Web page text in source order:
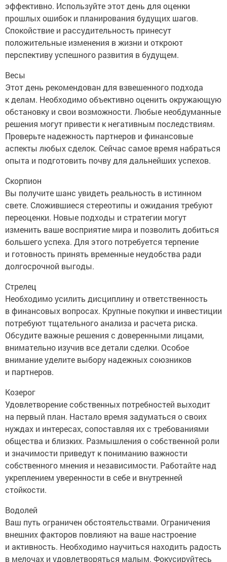
эффективно. Используйте этот день для оценки
прошлых ошибок и планирования будущих шагов.
Спокойствие и рассудительность принесут
положительные изменения в жизни и откроют
перспективу успешного развития в будущем.
Весы
Этот день рекомендован для взвешенного подхода
к делам. Необходимо объективно оценить окружающую
обстановку и свои возможности. Любые необдуманные
решения могут привести к негативным последствиям.
Проверьте надежность партнеров и финансовые
аспекты любых сделок. Сейчас самое время набраться
опыта и подготовить почву для дальнейших успехов.
Скорпион
Вы получите шанс увидеть реальность в истинном
свете. Сложившиеся стереотипы и ожидания требуют
переоценки. Новые подходы и стратегии могут
изменить ваше восприятие мира и позволить добиться
большего успеха. Для этого потребуется терпение
и готовность принять временные неудобства ради
долгосрочной выгоды.
Стрелец
Необходимо усилить дисциплину и ответственность
в финансовых вопросах. Крупные покупки и инвестиции
потребуют тщательного анализа и расчета риска.
Обсудите важные решения с доверенными лицами,
внимательно изучив все детали сделки. Особое
внимание уделите выбору надежных союзников
и партнеров.
Козерог
Удовлетворение собственных потребностей выходит
на первый план. Настало время задуматься о своих
нуждах и интересах, сопоставляя их с требованиями
общества и близких. Размышления о собственной роли
и значимости приведут к пониманию важности
собственного мнения и независимости. Работайте над
укреплением уверенности в себе и внутренней
стойкости.
Водолей
Ваш путь ограничен обстоятельствами. Ограничения
внешних факторов повлияют на ваше настроение
и активность. Необходимо научиться находить радость
в мелочах и удовлетворяться малым. Фокусируйтесь